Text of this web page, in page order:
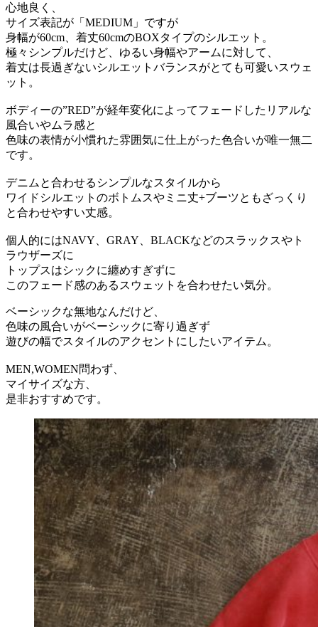
心地良く、
サイズ表記が「MEDIUM」ですが
身幅が60cm、着丈60cmのBOXタイプのシルエット。
極々シンプルだけど、ゆるい身幅やアームに対して、
着丈は長過ぎないシルエットバランスがとても可愛いスウェ
ット。
ボディーの”RED”が経年変化によってフェードしたリアルな
風合いやムラ感と
色味の表情が小慣れた雰囲気に仕上がった色合いが唯一無二
です。
デニムと合わせるシンプルなスタイルから
ワイドシルエットのボトムスやミニ丈+ブーツともざっくり
と合わせやすい丈感。
個人的にはNAVY、GRAY、BLACKなどのスラックスやト
ラウザーズに
トップスはシックに纏めすぎずに
このフェード感のあるスウェットを合わせたい気分。
ベーシックな無地なんだけど、
色味の風合いがベーシックに寄り過ぎず
遊びの幅でスタイルのアクセントにしたいアイテム。
MEN,WOMEN問わず、
マイサイズな方、
是非おすすめです。